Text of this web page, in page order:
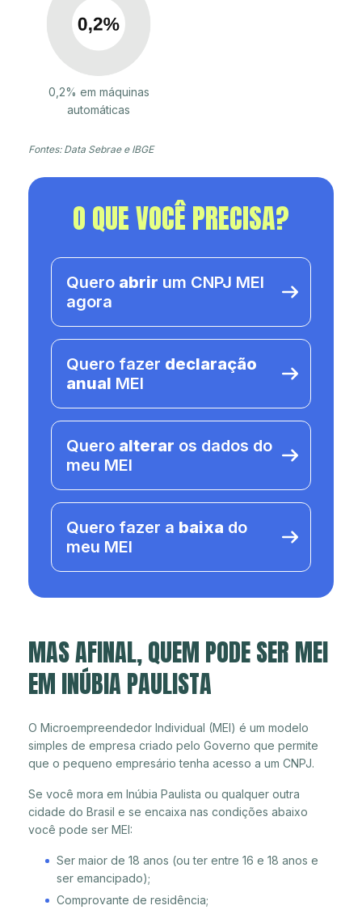
0,2% em máquinas
automáticas
Fontes: Data Sebrae e IBGE
O QUE VOCÊ PRECISA?
Quero abrir um CNPJ MEI
agora
Quero fazer declaração
anual MEI
Quero alterar os dados do
meu MEI
Quero fazer a baixa do
meu MEI
MAS AFINAL, QUEM PODE SER MEI
EM INÚBIA PAULISTA
O Microempreendedor Individual (MEI) é um modelo
simples de empresa criado pelo Governo que permite
que o pequeno empresário tenha acesso a um CNPJ.
Se você mora em Inúbia Paulista ou qualquer outra
cidade do Brasil e se encaixa nas condições abaixo
você pode ser MEI:
Ser maior de 18 anos (ou ter entre 16 e 18 anos e
ser emancipado);
Comprovante de residência;